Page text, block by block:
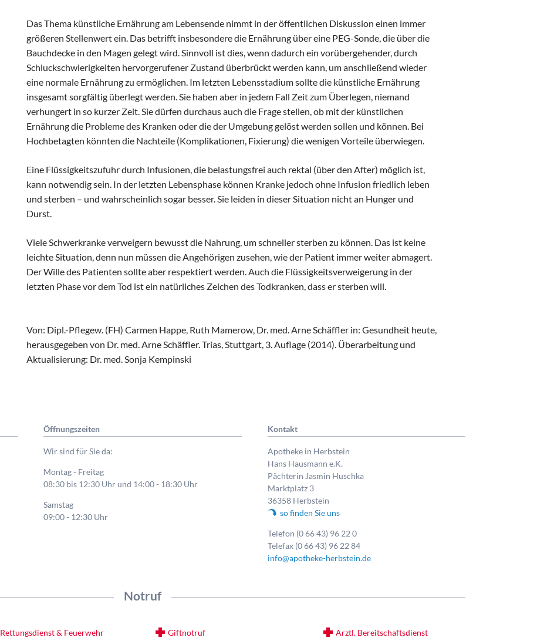
Das Thema künstliche Ernährung am Lebensende nimmt in der öffentlichen Diskussion einen immer
größeren Stellenwert ein. Das betrifft insbesondere die Ernährung über eine PEG-Sonde, die über die
Bauchdecke in den Magen gelegt wird. Sinnvoll ist dies, wenn dadurch ein vorübergehender, durch
Schluckschwierigkeiten hervorgerufener Zustand überbrückt werden kann, um anschließend wieder
eine normale Ernährung zu ermöglichen. Im letzten Lebensstadium sollte die künstliche Ernährung
insgesamt sorgfältig überlegt werden. Sie haben aber in jedem Fall Zeit zum Überlegen, niemand
verhungert in so kurzer Zeit. Sie dürfen durchaus auch die Frage stellen, ob mit der künstlichen
Ernährung die Probleme des Kranken oder die der Umgebung gelöst werden sollen und können. Bei
Hochbetagten könnten die Nachteile (Komplikationen, Fixierung) die wenigen Vorteile überwiegen.
Eine Flüssigkeitszufuhr durch Infusionen, die belastungsfrei auch rektal (über den After) möglich ist,
kann notwendig sein. In der letzten Lebensphase können Kranke jedoch ohne Infusion friedlich leben
und sterben – und wahrscheinlich sogar besser. Sie leiden in dieser Situation nicht an Hunger und
Durst.
Viele Schwerkranke verweigern bewusst die Nahrung, um schneller sterben zu können. Das ist keine
leichte Situation, denn nun müssen die Angehörigen zusehen, wie der Patient immer weiter abmagert.
Der Wille des Patienten sollte aber respektiert werden. Auch die Flüssigkeitsverweigerung in der
letzten Phase vor dem Tod ist ein natürliches Zeichen des Todkranken, dass er sterben will.
Von: Dipl.-Pflegew. (FH) Carmen Happe, Ruth Mamerow, Dr. med. Arne Schäffler in: Gesundheit heute,
herausgegeben von Dr. med. Arne Schäffler. Trias, Stuttgart, 3. Auflage (2014). Überarbeitung und
Aktualisierung: Dr. med. Sonja Kempinski
Öffnungszeiten
Wir sind für Sie da:
Montag - Freitag
08:30 bis 12:30 Uhr und 14:00 - 18:30 Uhr
Samstag
09:00 - 12:30 Uhr
Kontakt
Apotheke in Herbstein
Hans Hausmann e.K.
Pächterin Jasmin Huschka
Marktplatz 3
36358 Herbstein
so finden Sie uns
Telefon (0 66 43) 96 22 0
Telefax (0 66 43) 96 22 84
info@apotheke-herbstein.de
Notruf
Rettungsdienst & Feuerwehr
Giftnotruf
Ärztl. Bereitschaftsdienst